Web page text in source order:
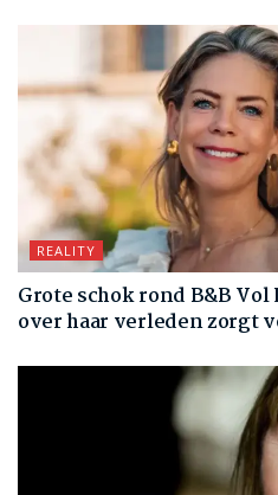
REALITY
Grote schok rond B&B
over haar verleden zorgt